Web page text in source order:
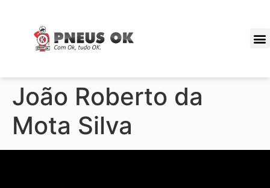
João Roberto da
Mota Silva